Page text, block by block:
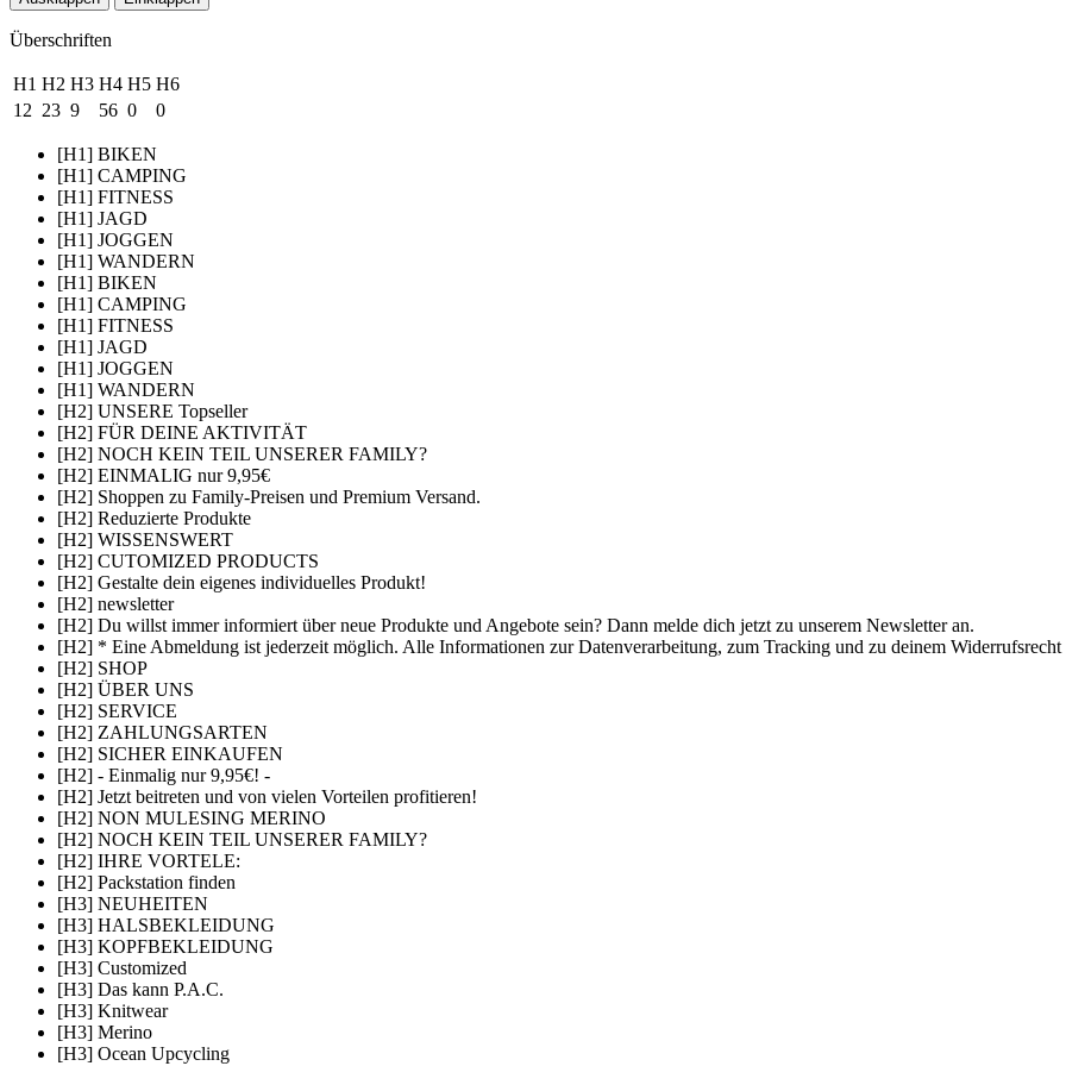
Überschriften
H1 H2 H3 H4 H5 H6
12 23 9 56 0 0
[H1] BIKEN
[H1] CAMPING
[H1] FITNESS
[H1] JAGD
[H1] JOGGEN
[H1] WANDERN
[H1] BIKEN
[H1] CAMPING
[H1] FITNESS
[H1] JAGD
[H1] JOGGEN
[H1] WANDERN
[H2] UNSERE Topseller
[H2] FÜR DEINE AKTIVITÄT
[H2] NOCH KEIN TEIL UNSERER FAMILY?
[H2] EINMALIG nur 9,95€
[H2] Shoppen zu Family-Preisen und Premium Versand.
[H2] Reduzierte Produkte
[H2] WISSENSWERT
[H2] CUTOMIZED PRODUCTS
[H2] Gestalte dein eigenes individuelles Produkt!
[H2] newsletter
[H2] Du willst immer informiert über neue Produkte und Angebote sein? Dann melde dich jetzt zu unserem Newsletter an.
[H2] * Eine Abmeldung ist jederzeit möglich. Alle Informationen zur Datenverarbeitung, zum Tracking und zu deinem
[H2] SHOP
[H2] ÜBER UNS
[H2] SERVICE
[H2] ZAHLUNGSARTEN
[H2] SICHER EINKAUFEN
[H2] - Einmalig nur 9,95€! -
[H2] Jetzt beitreten und von vielen Vorteilen profitieren!
[H2] NON MULESING MERINO
[H2] NOCH KEIN TEIL UNSERER FAMILY?
[H2] IHRE VORTELE:
[H2] Packstation finden
[H3] NEUHEITEN
[H3] HALSBEKLEIDUNG
[H3] KOPFBEKLEIDUNG
[H3] Customized
[H3] Das kann P.A.C.
[H3] Knitwear
[H3] Merino
[H3] Ocean Upcycling